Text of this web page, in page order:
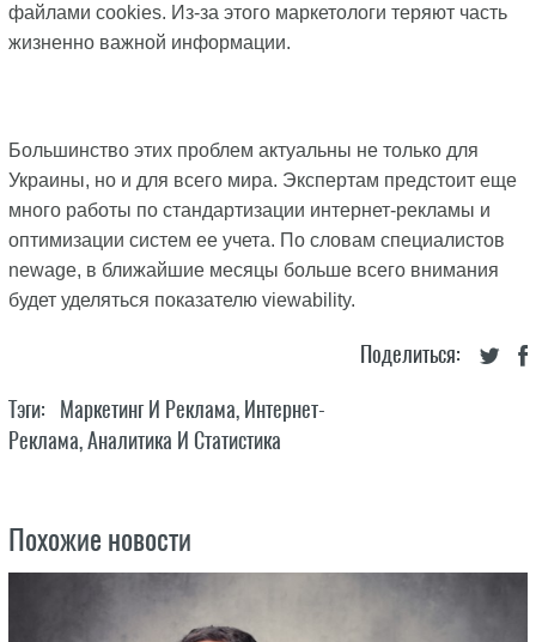
файлами cookies. Из-за этого маркетологи теряют часть
жизненно важной информации.
Большинство этих проблем актуальны не только для
Украины, но и для всего мира. Экспертам предстоит еще
много работы по стандартизации интернет-рекламы и
оптимизации систем ее учета. По словам специалистов
newage, в ближайшие месяцы больше всего внимания
будет уделяться показателю viewability.
Поделиться:
Тэги: Маркетинг И Реклама, Интернет-
Реклама,Аналитика И Статистика
Похожие новости